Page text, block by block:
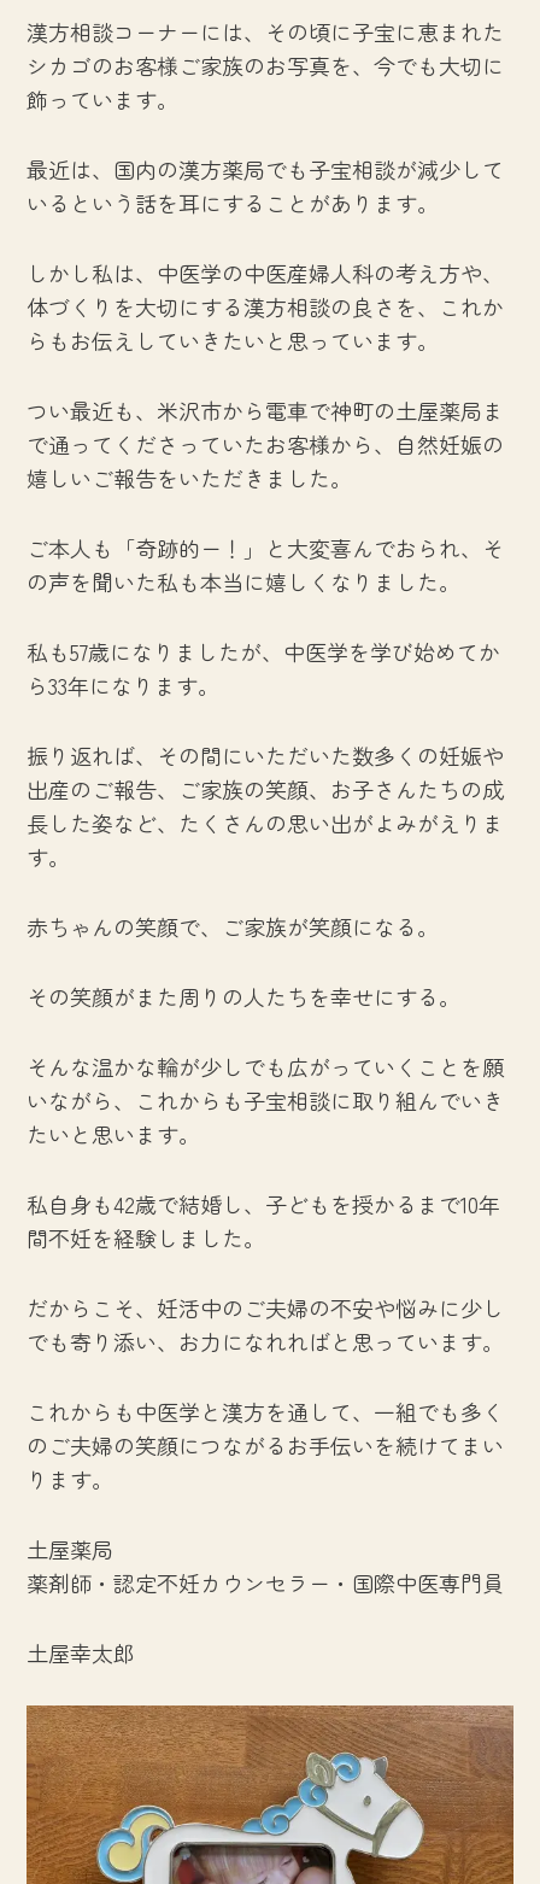
漢方相談コーナーには、その頃に子宝に恵まれた
シカゴのお客様ご家族のお写真を、今でも大切に
飾っています。
最近は、国内の漢方薬局でも子宝相談が減少して
いるという話を耳にすることがあります。
しかし私は、中医学の中医産婦人科の考え方や、
体づくりを大切にする漢方相談の良さを、これか
らもお伝えしていきたいと思っています。
つい最近も、米沢市から電車で神町の土屋薬局ま
で通ってくださっていたお客様から、自然妊娠の
嬉しいご報告をいただきました。
ご本人も「奇跡的ー！」と大変喜んでおられ、そ
の声を聞いた私も本当に嬉しくなりました。
私も57歳になりましたが、中医学を学び始めてか
ら33年になります。
振り返れば、その間にいただいた数多くの妊娠や
出産のご報告、ご家族の笑顔、お子さんたちの成
長した姿など、たくさんの思い出がよみがえりま
す。
赤ちゃんの笑顔で、ご家族が笑顔になる。
その笑顔がまた周りの人たちを幸せにする。
そんな温かな輪が少しでも広がっていくことを願
いながら、これからも子宝相談に取り組んでいき
たいと思います。
私自身も42歳で結婚し、子どもを授かるまで10年
間不妊を経験しました。
だからこそ、妊活中のご夫婦の不安や悩みに少し
でも寄り添い、お力になれればと思っています。
これからも中医学と漢方を通して、一組でも多く
のご夫婦の笑顔につながるお手伝いを続けてまい
ります。
土屋薬局
薬剤師・認定不妊カウンセラー・国際中医専門員
土屋幸太郎